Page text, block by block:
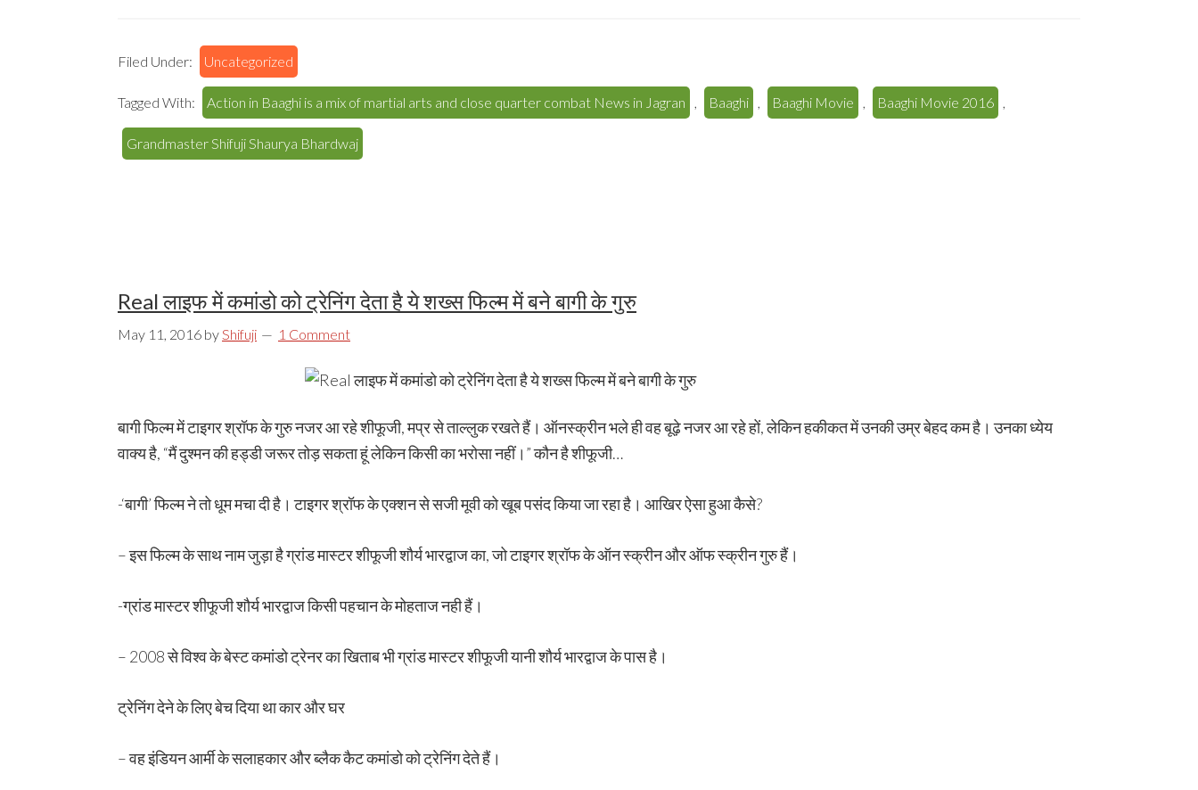
Filed Under: Uncategorized
Tagged With: Action in Baaghi is a mix of martial arts and close quarter combat News in Jagran , Baaghi , Baaghi Movie , Baaghi Movie 2016 ,
Grandmaster Shifuji Shaurya Bhardwaj
Real लाइफ में कमांडो को ट्रेनिंग देता है ये शख्स फिल्म में बने बागी के गुरु
May 11, 2016 byShifuji 1 Comment
बागी फिल्म में टाइगर श्रॉफ के गुरु नजर आ रहे शीफूजी, मप्र से ताल्लुक रखते हैं। ऑनस्क्रीन भले ही वह बूढ़े नजर आ रहे हों, लेकिन हकीकत में उनकी उम्र बेहद कम है। उनका ध्येय
वाक्य है, “मैं दुश्मन की हड्डी जरूर तोड़ सकता हूं लेकिन किसी का भरोसा नहीं।” कौन है शीफूजी…
-‘बागी’ फिल्म ने तो धूम मचा दी है। टाइगर श्रॉफ के एक्शन से सजी मूवी को खूब पसंद किया जा रहा है। आखिर ऐसा हुआ कैसे?
– इस फिल्म के साथ नाम जुड़ा है ग्रांड मास्टर शीफूजी शौर्य भारद्वाज का, जो टाइगर श्रॉफ के ऑन स्क्रीन और ऑफ स्क्रीन गुरु हैं।
-ग्रांड मास्टर शीफूजी शौर्य भारद्वाज किसी पहचान के मोहताज नही हैं।
– 2008 से विश्व के बेस्ट कमांडो ट्रेनर का खिताब भी ग्रांड मास्टर शीफूजी यानी शौर्य भारद्वाज के पास है।
ट्रेनिंग देने के लिए बेच दिया था कार और घर
– वह इंडियन आर्मी के सलाहकार और ब्लैक कैट कमांडो को ट्रेनिंग देते हैं।